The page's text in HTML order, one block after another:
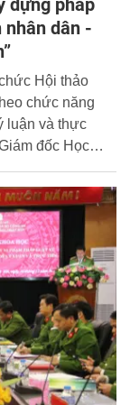
dựng pháp
nhân dân -
Hội thảo
chức năng
luận và thực
đốc Học